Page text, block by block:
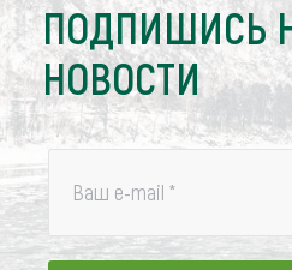
ПОДПИШИСЬ
НОВОСТИ
Ваш e-mail *